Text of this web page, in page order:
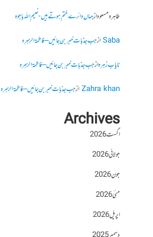
طاہرہ مسعودازجہاں دائرے ختم ہوتے ہیں- نعیم اللہ باجوہ
Sabaازجب جذبات خبر بن جائیں – فاطمۃالزہرہ
نایاب زہرہازجب جذبات خبر بن جائیں – فاطمۃالزہرہ
Zahra khanازجب جذبات خبر بن جائیں – فاطمۃالزہرہ
Archives
اگست 2026
جولائی 2026
جون 2026
مئی 2026
اپریل 2026